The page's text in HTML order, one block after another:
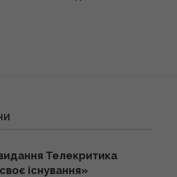
Телекритика
існування»